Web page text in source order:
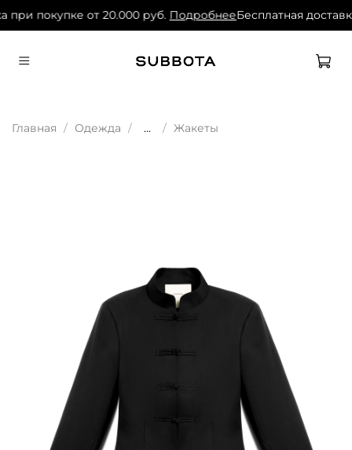
при покупке от 20.000 руб. ПодробнееБесплатная
Главная Одежда ... Жакеты